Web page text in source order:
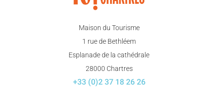
Maison du Tourisme
1 rue de Bethléem
Esplanade de la cathédrale
28000 Chartres
+33 (0)2 37 18 26 26